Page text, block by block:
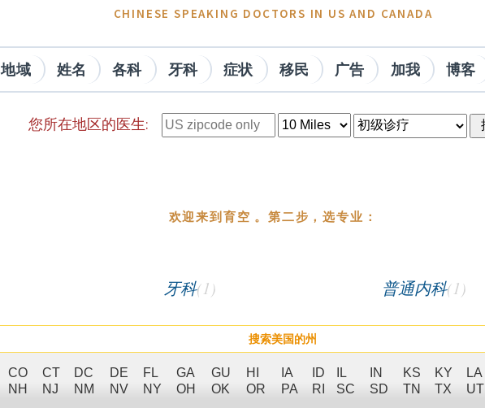
CHINESE SPEAKING DOCTORS IN US AND CANADA
地域 姓名 各科 牙科 症状 移民 广告 加我 博客
您所在地区的医生:
欢迎来到育空 。第二步，选专业：
牙科(1) 普通内科(1)
搜索美国的州
CO CT DC DE FL GA GU HI IA ID IL IN KS KY LA
NH NJ NM NV NY OH OK OR PA RI SC SD TN TX UT